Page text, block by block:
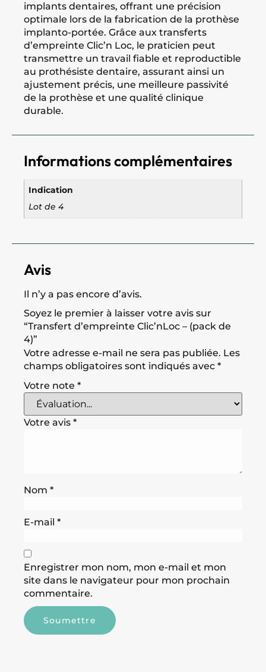
implants dentaires, offrant une précision
optimale lors de la fabrication de la prothèse
implanto-portée. Grâce aux transferts
d’empreinte Clic’n Loc, le praticien peut
transmettre un travail fiable et reproductible
au prothésiste dentaire, assurant ainsi un
ajustement précis, une meilleure passivité
de la prothèse et une qualité clinique
durable.
Informations complémentaires
Indication
Lot de 4
Avis
Il n’y a pas encore d’avis.
Soyez le premier à laisser votre avis sur
“Transfert d’empreinte Clic’nLoc – (pack de
4)”
Votre adresse e-mail ne sera pas publiée. Les
champs obligatoires sont indiqués avec *
Votre note *
Votre avis *
Nom *
E-mail *
Enregistrer mon nom, mon e-mail et mon
site dans le navigateur pour mon prochain
commentaire.